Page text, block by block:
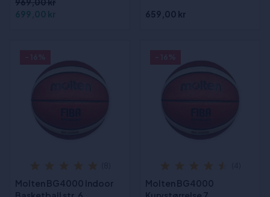
699,00 kr
659,00 kr
Molten BG4000 Indoor
Molten BG4000